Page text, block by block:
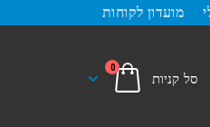
מועדון לקוחות
0